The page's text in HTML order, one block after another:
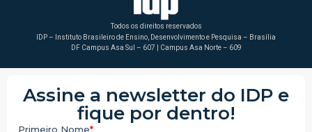
Todos os direitos reservados
IDP – Instituto Brasileiro de Ensino, Desenvolvimento e Pesquisa – Brasília
DF Campus Asa Sul – 607 | Campus Asa Norte – 609
Assine a newsletter do IDP e
fique por dentro!